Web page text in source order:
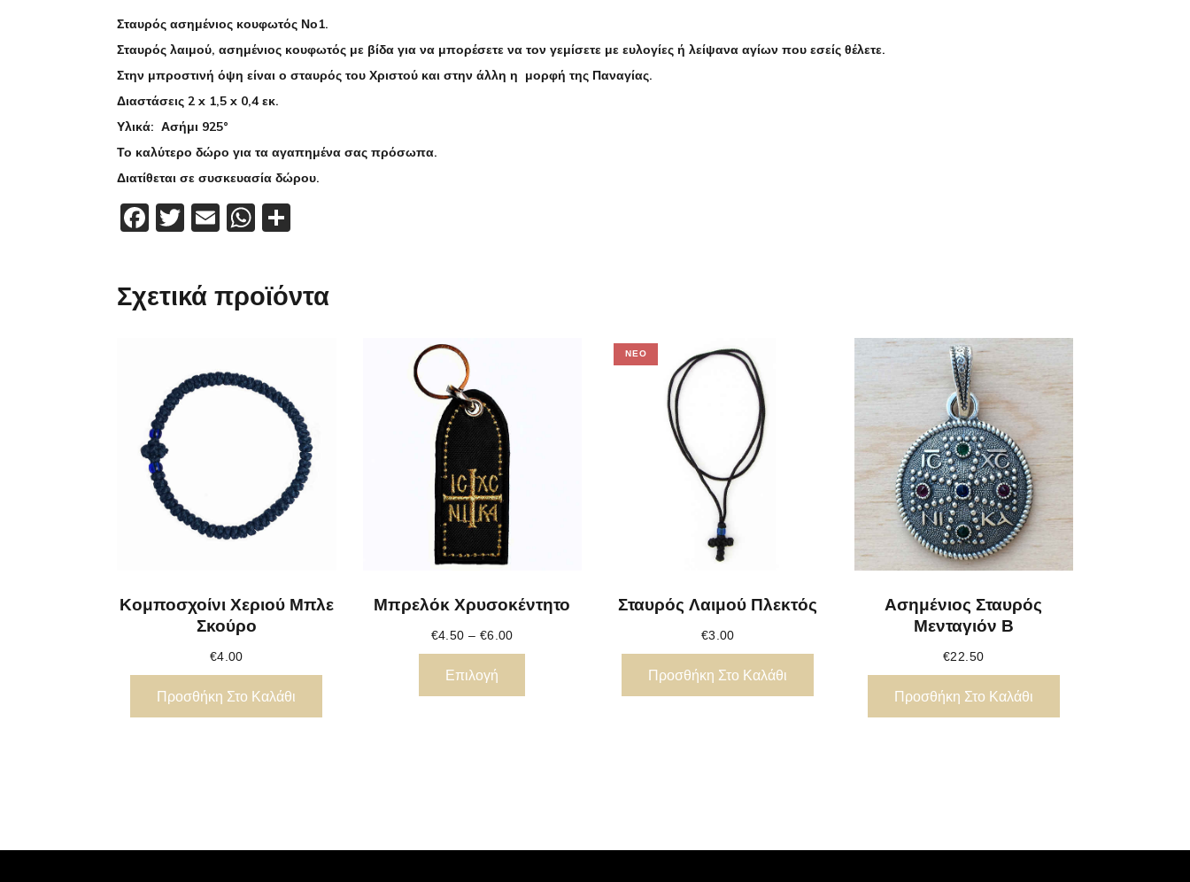
Σταυρός ασημένιος κουφωτός Νο1.
Σταυρός λαιμού, ασημένιος κουφωτός με βίδα για να μπορέσετε να τον γεμίσετε με ευλογίες ή λείψανα αγίων που εσείς θέλετε.
Στην μπροστινή όψη είναι ο σταυρός του Χριστού και στην άλλη η μορφή της Παναγίας.
Διαστάσεις 2 x 1,5 x 0,4 εκ.
Υλικά: Ασήμι 925°
Το καλύτερο δώρο για τα αγαπημένα σας πρόσωπα.
Διατίθεται σε συσκευασία δώρου.
Facebook
TwitterEmailWhatsApp
Σχετικά προϊόντα
Κομποσχοίνι Χεριού Μπλε
Σκούρο
€4.00
Προσθήκη Στο Καλάθι
Μπρελόκ Χρυσοκέντητο
€4.50 – €6.00
Επιλογή
ΝΈΟ
Σταυρός Λαιμού Πλεκτός
€3.00
Προσθήκη Στο Καλάθι
Ασημένιος Σταυρός
Μενταγιόν Β
€22.50
Προσθήκη Στο Καλάθι